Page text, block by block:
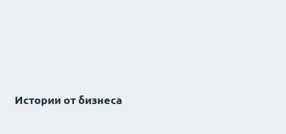
Истории от бизнеса